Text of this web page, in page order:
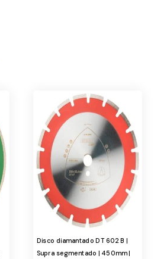
Disco diamantado DT 602 B |
Supra segmentado | 450mm |